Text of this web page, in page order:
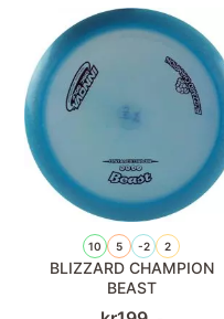
10 5 -2 2
BLIZZARD CHAMPION
BEAST